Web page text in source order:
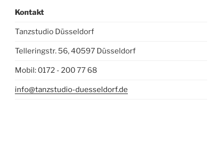
Kontakt
Tanzstudio Düsseldorf
Telleringstr. 56, 40597 Düsseldorf
Mobil: 0172 - 200 77 68
info@tanzstudio-duesseldorf.de